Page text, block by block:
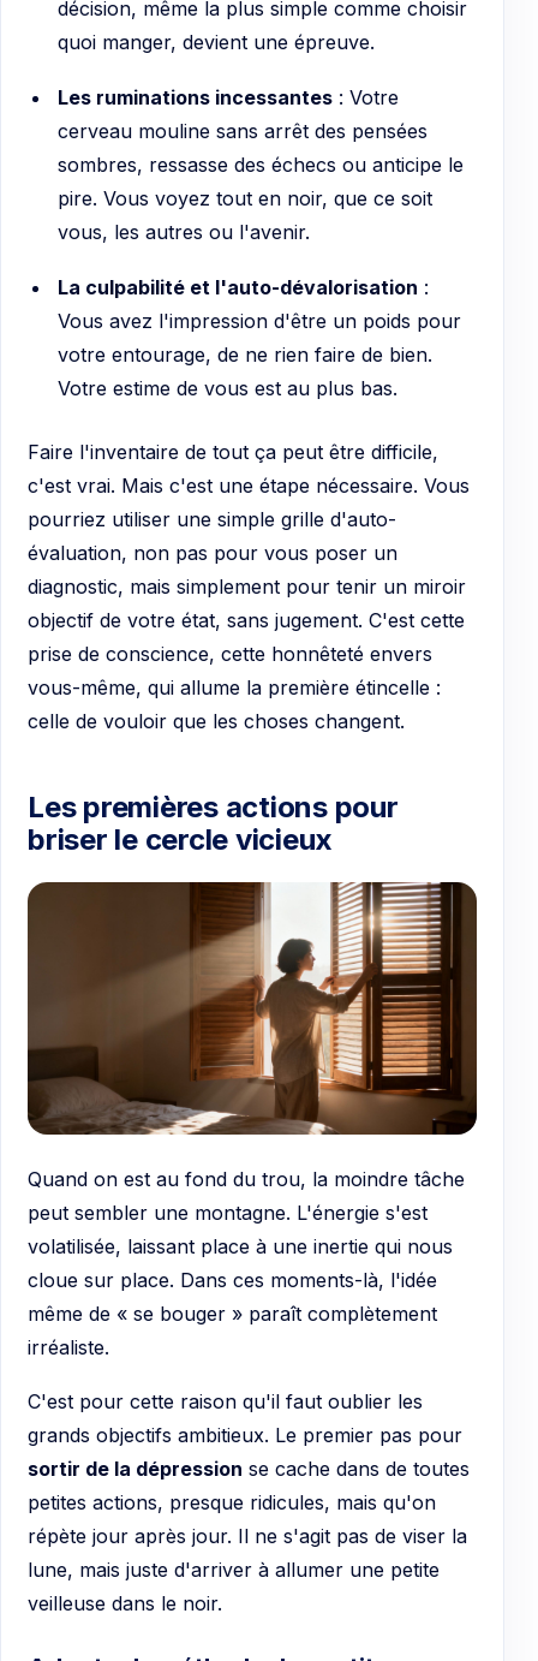
décision, même la plus simple comme choisir
quoi manger, devient une épreuve.
Les ruminations incessantes: Votre
cerveau mouline sans arrêt des pensées
sombres, ressasse des échecs ou anticipe le
pire. Vous voyez tout en noir, que ce soit
vous, les autres ou l'avenir.
La culpabilité et l'auto-dévalorisation :
Vous avez l'impression d'être un poids pour
votre entourage, de ne rien faire de bien.
Votre estime de vous est au plus bas.
Faire l'inventaire de tout ça peut être difficile,
c'est vrai. Mais c'est une étape nécessaire. Vous
pourriez utiliser une simple grille d'auto-
évaluation, non pas pour vous poser un
diagnostic, mais simplement pour tenir un miroir
objectif de votre état, sans jugement. C'est cette
prise de conscience, cette honnêteté envers
vous-même, qui allume la première étincelle :
celle de vouloir que les choses changent.
Les premières actions pour
briser le cercle vicieux
Quand on est au fond du trou, la moindre tâche
peut sembler une montagne. L'énergie s'est
volatilisée, laissant place à une inertie qui nous
cloue sur place. Dans ces moments-là, l'idée
même de « se bouger » paraît complètement
irréaliste.
C'est pour cette raison qu'il faut oublier les
grands objectifs ambitieux. Le premier pas pour
sortir de la dépression se cache dans de toutes
petites actions, presque ridicules, mais qu'on
répète jour après jour. Il ne s'agit pas de viser la
lune, mais juste d'arriver à allumer une petite
veilleuse dans le noir.